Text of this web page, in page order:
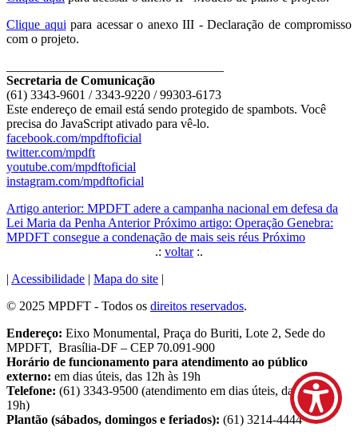
Clique aqui para acessar o anexo III - Declaração de compromisso
com o projeto.
Secretaria de Comunicação
(61) 3343-9601 / 3343-9220 / 99303-6173
Este endereço de email está sendo protegido de spambots. Você
precisa do JavaScript ativado para vê-lo.
facebook.com/mpdftoficial
twitter.com/mpdft
youtube.com/mpdftoficial
instagram.com/mpdftoficial
Artigo anterior: MPDFT adere a campanha nacional em defesa da
Lei Maria da Penha Anterior Próximo artigo: Operação Genebra:
MPDFT consegue a condenação de mais seis réus Próximo
.: voltar:.
| Acessibilidade | Mapa do site |
© 2025 MPDFT - Todos os direitos reservados.
Endereço: Eixo Monumental, Praça do Buriti, Lote 2, Sede do
MPDFT, Brasília-DF – CEP 70.091-900
Horário de funcionamento para atendimento ao público
externo: em dias úteis, das 12h às 19h
Telefone: (61) 3343-9500 (atendimento em dias úteis, das 9h às
19h)
Plantão (sábados, domingos e feriados): (61) 3214-4444